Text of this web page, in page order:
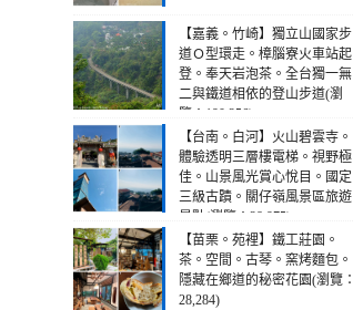
【嘉義。竹崎】獨立山國家步
道Ｏ型環走。樟腦寮火車站起
登。奉天岩泡茶。全台獨一無
二與鐵道相依的登山步道(瀏
覽：190,256)
【台南。白河】火山碧雲寺。
體驗透明三層樓電梯。視野極
佳。山景風光賞心悅目。國定
三級古蹟。關仔嶺風景區旅遊
景點(瀏覽：28,975)
【苗栗。苑裡】鐵工莊園。
茶。空間。古琴。窯烤麵包。
隱藏在鄉道的秘密花園(瀏覽：
28,284)